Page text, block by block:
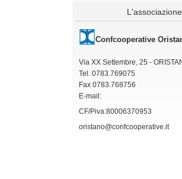
L'associazione
Confcooperative
Via XX Settembre, 25 -
Tel. 0783.769075
Fax 0783.768756
E-mail:
CF/Piva:80006370953
oristano@confcooperative.it